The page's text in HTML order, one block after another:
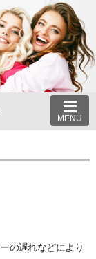
MENU
の遅れなどにより